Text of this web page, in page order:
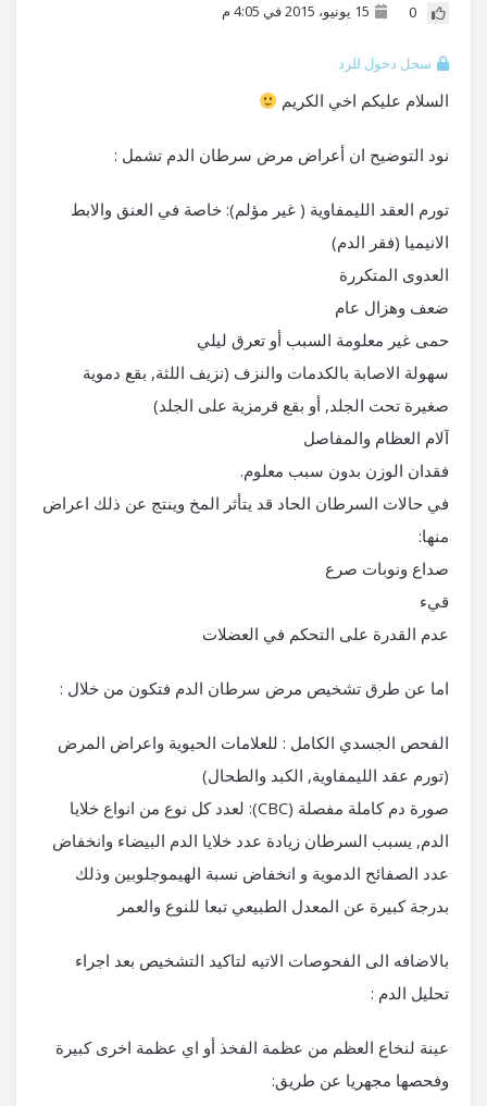
0 15 يونيو، 2015 في 4:05 م
سجل دخول للرد
السلام عليكم اخي الكريم
نود التوضيح ان أعراض مرض سرطان الدم تشمل :
تورم العقد الليمفاوية ( غير مؤلم): خاصة في العنق والابط
الانيميا (فقر الدم)
العدوى المتكررة
ضعف وهزال عام
حمى غير معلومة السبب أو تعرق ليلي
سهولة الاصابة بالكدمات والنزف (نزيف اللثة, بقع دموية
صغيرة تحت الجلد, أو بقع قرمزية على الجلد)
آلام العظام والمفاصل
فقدان الوزن بدون سبب معلوم.
في حالات السرطان الحاد قد يتأثر المخ وينتج عن ذلك اعراض
منها:
صداع ونوبات صرع
قيء
عدم القدرة على التحكم في العضلات
اما عن طرق تشخيص مرض سرطان الدم فتكون من خلال :
الفحص الجسدي الكامل : للعلامات الحيوية واعراض المرض
(تورم عقد الليمفاوية, الكبد والطحال)
صورة دم كاملة مفصلة (CBC): لعدد كل نوع من انواع خلايا
الدم, يسبب السرطان زيادة عدد خلايا الدم البيضاء وانخفاض
عدد الصفائح الدموية و انخفاض نسبة الهيموجلوبين وذلك
بدرجة كبيرة عن المعدل الطبيعي تبعا للنوع والعمر
بالاضافه الى الفحوصات الاتيه لتاكيد التشخيص بعد اجراء
تحليل الدم :
عينة لنخاع العظم من عظمة الفخذ أو اي عظمة اخرى كبيرة
وفحصها مجهريا عن طريق: